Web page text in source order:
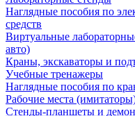
Наглядные пособия по
средств
Виртуальные
авто)
Краны, экскаваторы и
Учебные тренажеры
Наглядные пособия по
Рабочие места
Стенды-планшеты и